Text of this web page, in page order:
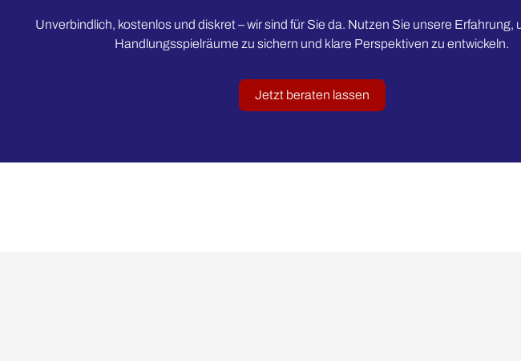
Unverbindlich, kostenlos und diskret – wir sind für Sie da. Nutzen Sie unsere Erfahrung,
Handlungsspielräume zu sichern und klare Perspektiven zu entwickeln.
Jetzt beraten lassen